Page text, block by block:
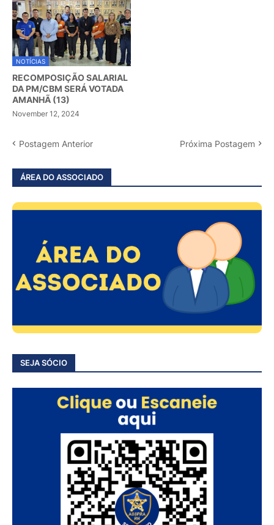
NOTÍCIAS
RECOMPOSIÇÃO SALARIAL
DA PM/CBM SERÁ VOTADA
AMANHÃ (13)
November 12, 2024
Postagem Anterior Próxima Postagem
ÁREA DO ASSOCIADO
SEJA SÓCIO